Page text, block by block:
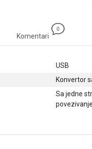
Komentari
0
USB
Konvertor
Sa jedne